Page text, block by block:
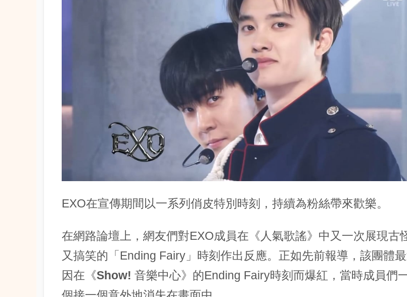
EXO在宣傳期間以一系列俏皮特別時刻，持續為粉絲帶來歡樂。
在網路論壇上，網友們對EXO成員在《人氣歌謠》中又一次展現古
又搞笑的「Ending Fairy」時刻作出反應。正如先前報導，該團體
因在《Show! 音樂中心》的Ending Fairy時刻而爆紅，當時成員們